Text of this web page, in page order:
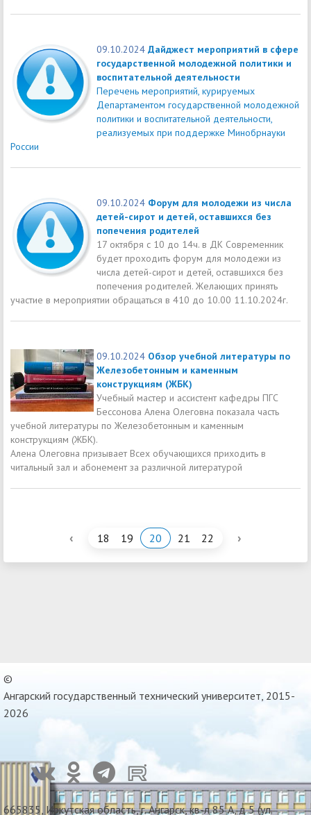
09.10.2024 Дайджест мероприятий в сфере
государственной молодежной политики и
воспитательной деятельности
Перечень мероприятий, курируемых
Департаментом государственной молодежной
политики и воспитательной деятельности,
реализуемых при поддержке Минобрнауки
России
09.10.2024 Форум для молодежи из числа
детей-сирот и детей, оставшихся без
попечения родителей
17 октября с 10 до 14ч. в ДК Современник
будет проходить форум для молодежи из
числа детей-сирот и детей, оставшихся без
попечения родителей. Желающих принять
участие в мероприятии обращаться в 410 до 10.00 11.10.2024г.
09.10.2024 Обзор учебной литературы по
Железобетонным и каменным
конструкциям (ЖБК)
Учебный мастер и ассистент кафедры ПГС
Бессонова Алена Олеговна показала часть
учебной литературы по Железобетонным и каменным
конструкциям (ЖБК).
Алена Олеговна призывает Всех обучающихся приходить в
читальный зал и абонемент за различной литературой
‹ 18 19 20 21 22 ›
©
Ангарский государственный технический университет, 2015-
2026
665835, Иркутская область, г. Ангарск, кв-л 85 А, д 5 (ул.